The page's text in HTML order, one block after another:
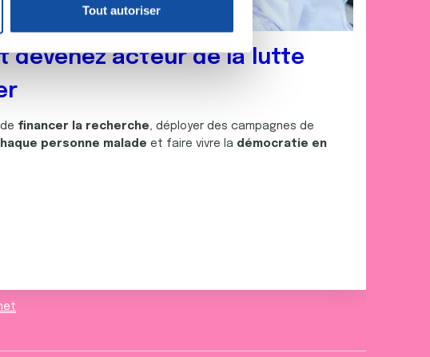
ci avec d'autres informations que
Tout autoriser
devenez acteur de la lutte
financer la recherche, déployer des campagnes de
personne malade et faire vivre la démocratie en